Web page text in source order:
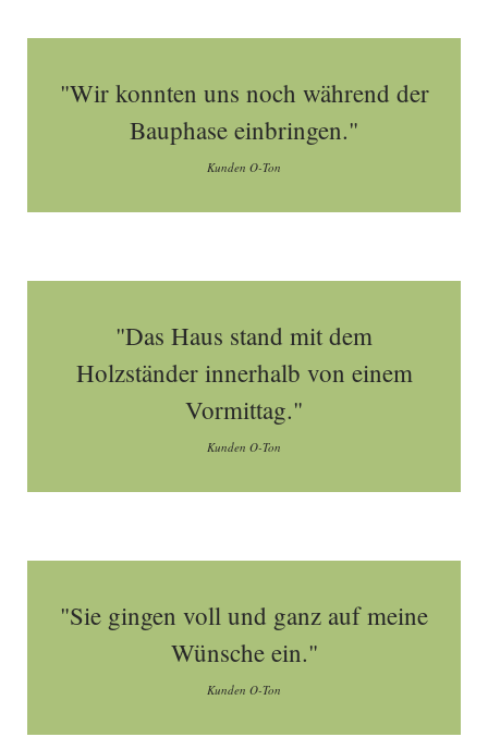
"Wir konnten uns noch während der
Bauphase einbringen."
Kunden O-Ton
"Das Haus stand mit dem
Holzständer innerhalb von einem
Vormittag."
Kunden O-Ton
"Sie gingen voll und ganz auf meine
Wünsche ein."
Kunden O-Ton